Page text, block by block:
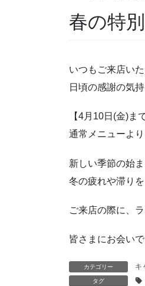
春の特
いつもご来店い
日頃の感謝の気
【4月10日(金)ま
通常メニューよ
新しい季節の始
冬の疲れや滞り
ご来店の際に、
皆さまにお会い
カテゴリー キ
タグ